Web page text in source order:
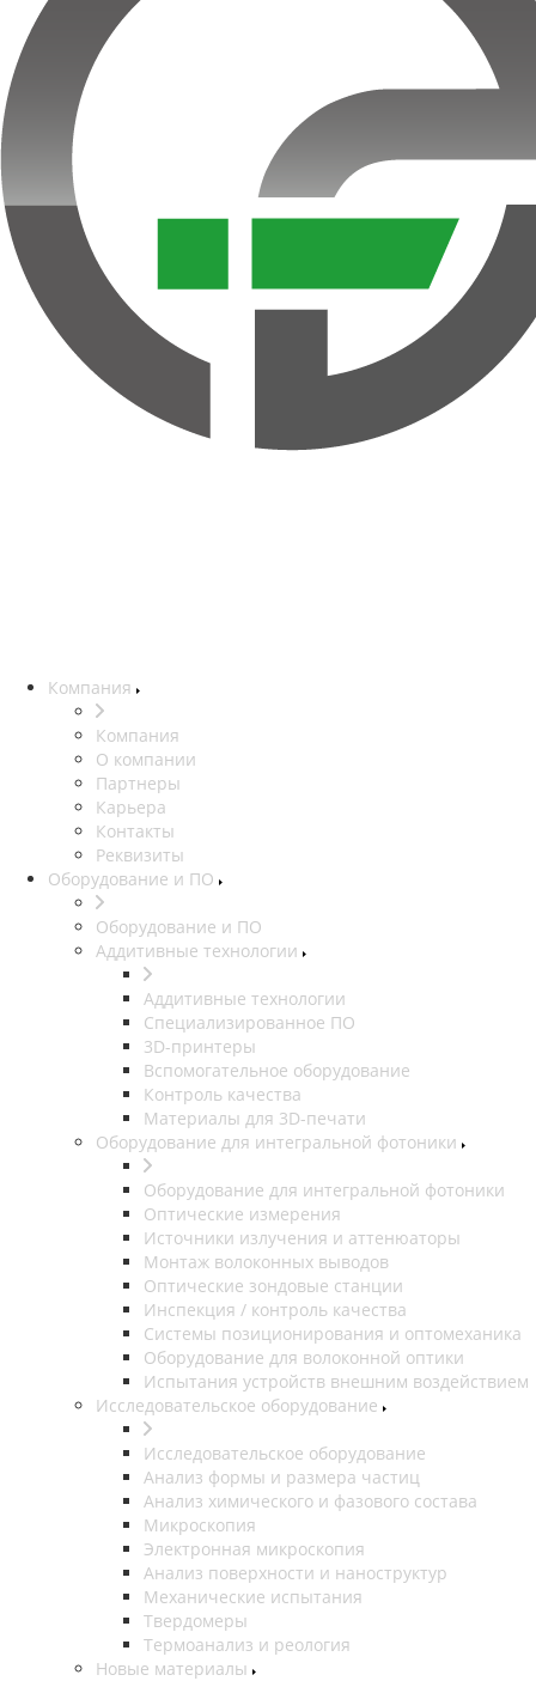
Компания
Компания
О компании
Партнеры
Карьера
Контакты
Реквизиты
Оборудование и ПО
Оборудование и ПО
Аддитивные технологии
Аддитивные технологии
Специализированное ПО
3D-принтеры
Вспомогательное оборудование
Контроль качества
Материалы для 3D-печати
Оборудование для интегральной фотоники
Оборудование для интегральной фотоники
Оптические измерения
Источники излучения и аттенюаторы
Монтаж волоконных выводов
Оптические зондовые станции
Инспекция / контроль качества
Системы позиционирования и оптомеханика
Оборудование для волоконной оптики
Испытания устройств внешним воздействием
Исследовательское оборудование
Исследовательское оборудование
Анализ формы и размера частиц
Анализ химического и фазового состава
Микроскопия
Электронная микроскопия
Анализ поверхности и наноструктур
Механические испытания
Твердомеры
Термоанализ и реология
Новые материалы